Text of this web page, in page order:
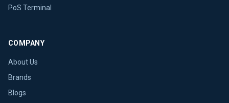
PoS Terminal
COMPANY
About Us
Brands
Blogs